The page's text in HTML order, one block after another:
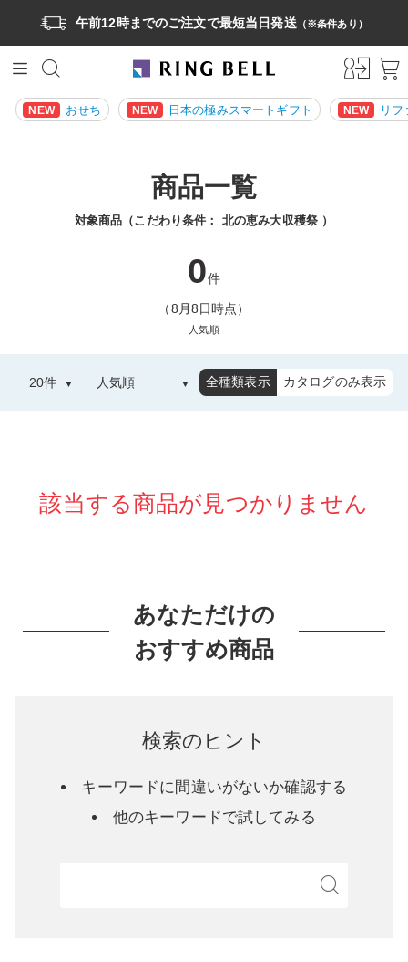
午前12時までのご注文で最短当日発送（※条件あり）
NEW おせち NEW 日本の極みスマートギフト NEW リ
商品一覧
対象商品（こだわり条件： 北の恵み大収穫祭 ）
0件
（8月8日時点）
人気順
全種類表示 カタログのみ表示
該当する商品が見つかりません
あなただけの
おすすめ商品
検索のヒント
キーワードに間違いがないか確認する
他のキーワードで試してみる